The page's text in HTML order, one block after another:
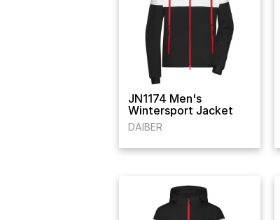
JN1174 Men's
Wintersport Jacket
DAIBER